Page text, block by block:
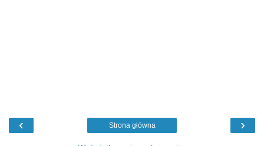
‹ ›
Strona główna